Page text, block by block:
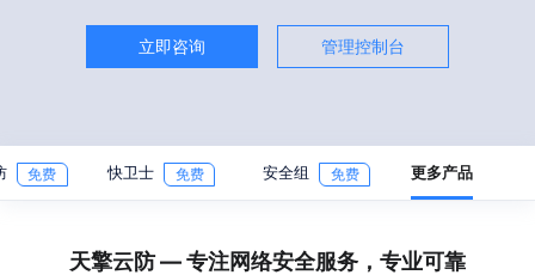
立即咨询 管理控制台
快卫士 安全组 更多产品
天擎云防 — 专注网络安全服务，专业可靠